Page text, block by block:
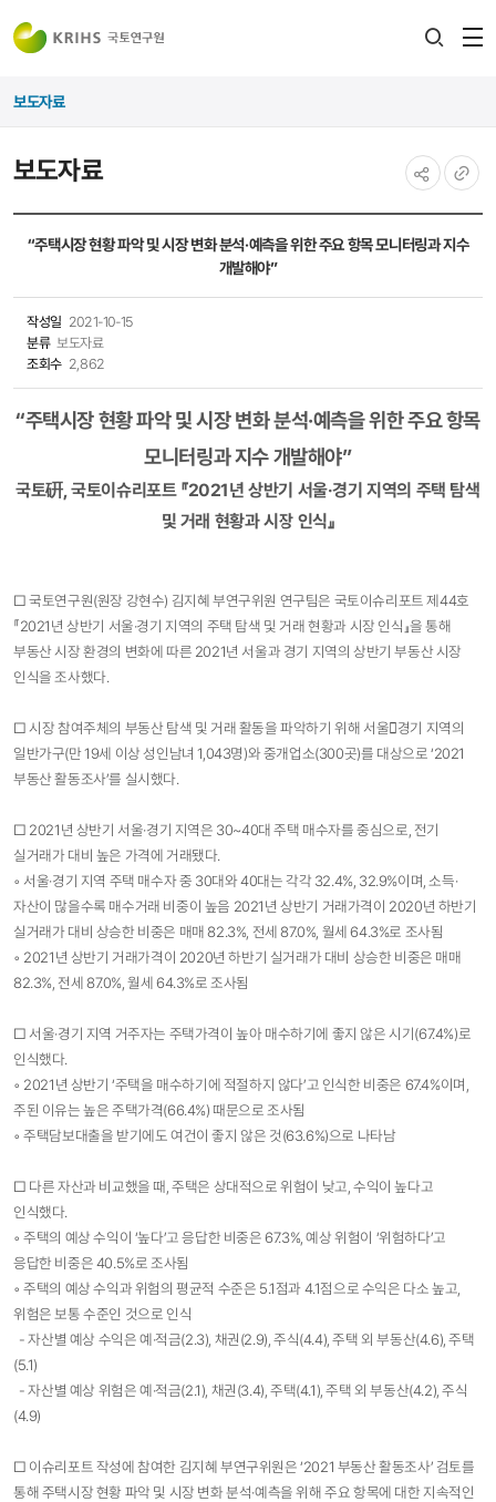
보도자료
보도자료
복사
“주택시장 현황 파악 및 시장 변화 분석·예측을 위한 주요 항목 모니터링과 지수
개발해야”
작성일 2021-10-15
분류 보도자료
조회수 2,862
“주택시장 현황 파악 및 시장 변화 분석·​예측을 위한 주요 항목
모니터링과 지수 개발해야”​
국토硏, 국토이슈리포트 『2021년 상반기 서울·경기 지역의 주택 탐색
및 거래 현황과 시장 인식​​​​』​
□ 국토연구원(원장 강현수) 김지혜 부연구위원 연구팀은 국토이슈리포트 제44호
『2021년 상반기 서울·경기 지역의 주택 탐색 및 거래 현황과 시장 인식』을 통해
부동산 시장 환경의 변화에 따른 2021년 서울과 경기 지역의 상반기 부동산 시장
인식을 조사했다.
□ 시장 참여주체의 부동산 탐색 및 거래 활동을 파악하기 위해 서울경기 지역의
일반가구(만 19세 이상 성인남녀 1,043명)와 중개업소(300곳)를 대상으로 ‘2021
부동산 활동조사’를 실시했다.
□ 2021년 상반기 서울·경기 지역은 30~40대 주택 매수자를 중심으로, 전기
실거래가 대비 높은 가격에 거래됐다.
◦ 서울·경기 지역 주택 매수자 중 30대와 40대는 각각 32.4%, 32.9%이며, 소득·
자산이 많을수록 매수거래 비중이 높음 2021년 상반기 거래가격이 2020년 하반기
실거래가 대비 상승한 비중은 매매 82.3%, 전세 87.0%, 월세 64.3%로 조사됨
◦ 2021년 상반기 거래가격이 2020년 하반기 실거래가 대비 상승한 비중은 매매
82.3%, 전세 87.0%, 월세 64.3%로 조사됨
□ 서울·경기 지역 거주자는 주택가격이 높아 매수하기에 좋지 않은 시기(67.4%)로
인식했다.
◦ 2021년 상반기 ‘주택을 매수하기에 적절하지 않다’고 인식한 비중은 67.4%이며,
주된 이유는 높은 주택가격(66.4%) 때문으로 조사됨
◦ 주택담보대출을 받기에도 여건이 좋지 않은 것(63.6%)으로 나타남
□ 다른 자산과 비교했을 때, 주택은 상대적으로 위험이 낮고, 수익이 높다고
인식했다.
◦ 주택의 예상 수익이 ‘높다’고 응답한 비중은 67.3%, 예상 위험이 ‘위험하다’고
응답한 비중은 40.5%로 조사됨
◦ 주택의 예상 수익과 위험의 평균적 수준은 5.1점과 4.1점으로 수익은 다소 높고,
위험은 보통 수준인 것으로 인식
- 자산별 예상 수익은 예·적금(2.3), 채권(2.9), 주식(4.4), 주택 외 부동산(4.6), 주택
(5.1)
- 자산별 예상 위험은 예·적금(2.1), 채권(3.4), 주택(4.1), 주택 외 부동산(4.2), 주식
(4.9)
□ 이슈리포트 작성에 참여한 김지혜 부연구위원은 ‘2021 부동산 활동조사’ 검토를
통해 주택시장 현황 파악 및 시장 변화 분석·예측을 위해 주요 항목에 대한 지속적인